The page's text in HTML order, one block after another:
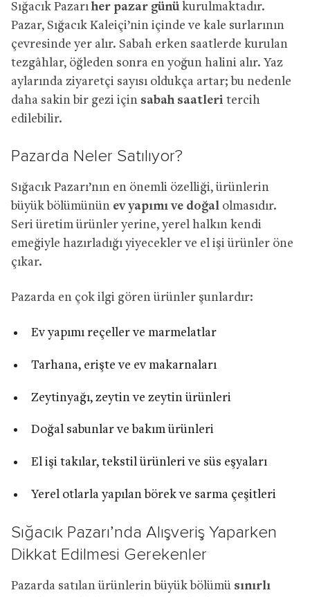
Sığacık Pazarı her pazar günükurulmaktadır.
Pazar, Sığacık Kaleiçi’nin içinde ve kale surlarının
çevresinde yer alır. Sabah erken saatlerde kurulan
tezgâhlar, öğleden sonra en yoğun halini alır. Yaz
aylarında ziyaretçi sayısı oldukça artar; bu nedenle
daha sakin bir gezi için sabah saatleri tercih
edilebilir.
Pazarda Neler Satılıyor?
Sığacık Pazarı’nın en önemli özelliği, ürünlerin
büyük bölümünün ev yapımı ve doğal olmasıdır.
Seri üretim ürünler yerine, yerel halkın kendi
emeğiyle hazırladığı yiyecekler ve el işi ürünler öne
çıkar.
Pazarda en çok ilgi gören ürünler şunlardır:
Ev yapımı reçeller ve marmelatlar
Tarhana, erişte ve ev makarnaları
Zeytinyağı, zeytin ve zeytin ürünleri
Doğal sabunlar ve bakım ürünleri
El işi takılar, tekstil ürünleri ve süs eşyaları
Yerel otlarla yapılan börek ve sarma çeşitleri
Sığacık Pazarı’nda Alışveriş Yaparken
Dikkat Edilmesi Gerekenler
Pazarda satılan ürünlerin büyük bölümü sınırlı